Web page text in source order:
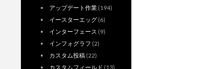
アップデート作業(194)
イースターエッグ(6)
インターフェース (9)
インフォグラフ (2)
カスタム投稿(22)
カスタムフィールド (13)